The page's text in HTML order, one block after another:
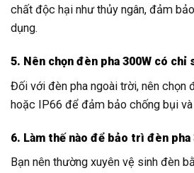
chất độc hại như thủy ngân, đảm
dụng.
5. Nên chọn đèn pha 300W có chỉ
Đối với đèn pha ngoài trời, nên chọn
hoặc IP66 để đảm bảo chống bụi
6. Làm thế nào để bảo trì đèn pha
Bạn nên thường xuyên vệ sinh đèn